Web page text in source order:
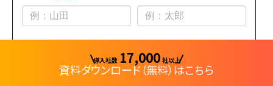
導入社数 17,000 社以上
資料ダウンロード（無料）はこちら